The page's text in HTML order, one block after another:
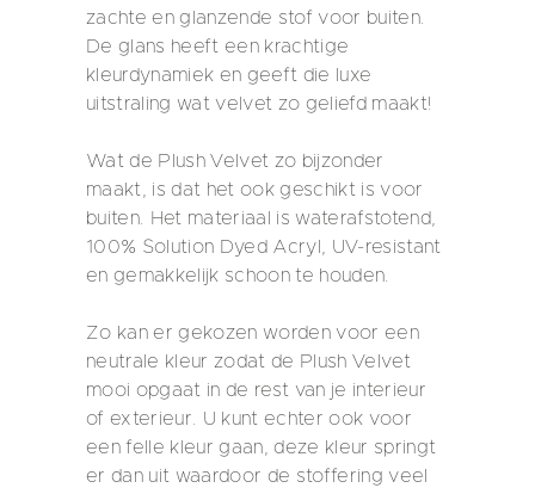
zachte en glanzende stof voor buiten.
De glans heeft een krachtige
kleurdynamiek en geeft die luxe
uitstraling wat velvet zo geliefd maakt!
Wat de Plush Velvet zo bijzonder
maakt, is dat het ook geschikt is voor
buiten. Het materiaal is waterafstotend,
100% Solution Dyed Acryl, UV-resistant
en gemakkelijk schoon te houden.
Zo kan er gekozen worden voor een
neutrale kleur zodat de Plush Velvet
mooi opgaat in de rest van je interieur
of exterieur. U kunt echter ook voor
een felle kleur gaan, deze kleur springt
er dan uit waardoor de stoffering veel